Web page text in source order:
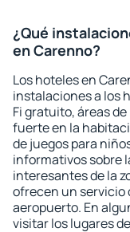
¿Qué
en Carenno?
Los hoteles en
instalaciones a los
Fi gratuito, áreas
fuerte en la
de juegos para
informativos sobre
interesantes de la
ofrecen un servicio
aeropuerto. En
visitar los lugares